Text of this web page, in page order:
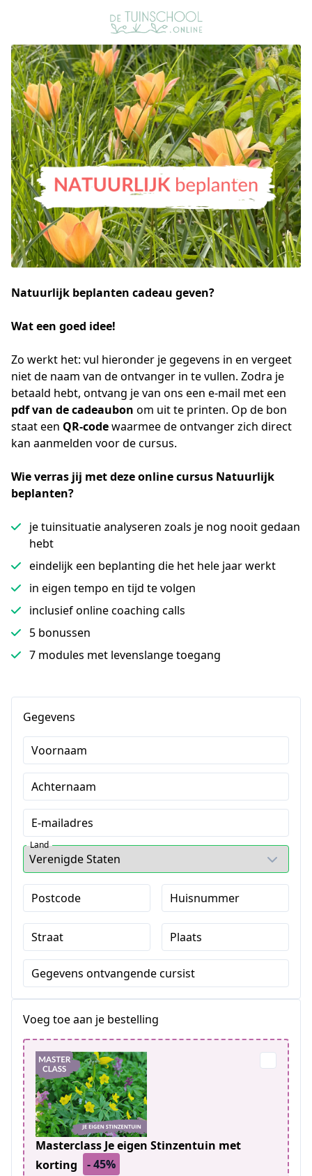
Natuurlijk beplanten cadeau geven?
Wat een goed idee!
Zo werkt het: vul hieronder je gegevens in en vergeet
niet de naam van de ontvanger in te vullen. Zodra je
pdf van de cadeaubon om uit te printen. Op de bon
staat een QR-code waarmee de ontvanger zich direct
kan aanmelden voor de cursus.
Wie verras jij met deze online cursus Natuurlijk
beplanten?
je tuinsituatie analyseren zoals je nog nooit gedaan
hebt
eindelijk een beplanting die het hele jaar werkt
in eigen tempo en tijd te volgen
inclusief online coaching calls
5 bonussen
7 modules met levenslange toegang
Gegevens
Voornaam
Achternaam
E-mailadres
Land
Postcode Huisnummer
Straat Plaats
Gegevens ontvangende cursist
Voeg toe aan je bestelling
Masterclass Je eigen Stinzentuin met
korting
- 45%